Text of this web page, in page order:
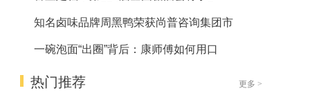
知名卤味品牌周黑鸭荣获尚普咨询集团市
一碗泡面“出圈”背后：康师傅如何用口
热门推荐 更多 >